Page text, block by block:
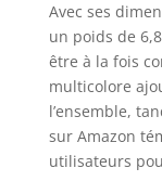
Avec ses
un poids de
être à la fois
multicolore
l’ensemble,
sur Amazon
utilisateurs